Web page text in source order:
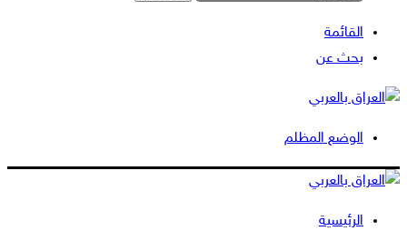
القائمة
بحث عن
الوضع المظلم
الرئيسية